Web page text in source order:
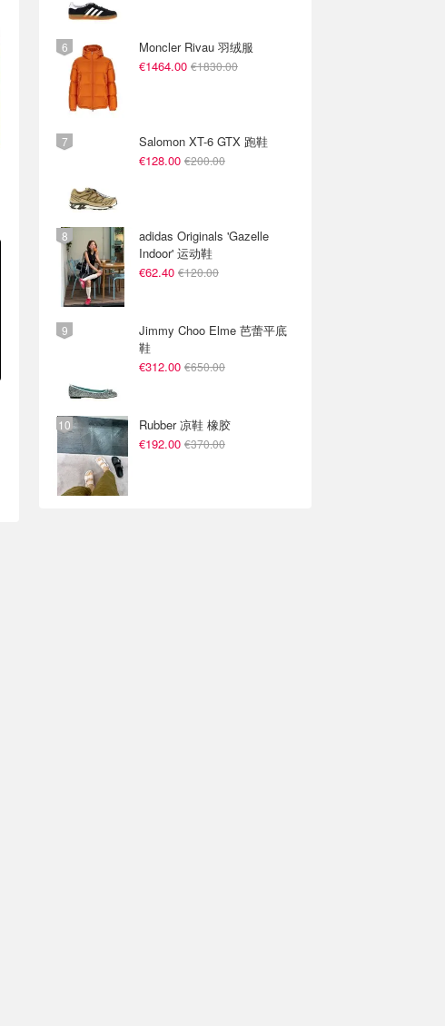
Moncler Rivau 羽绒服
€1464.00 €1830.00
Salomon XT-6 GTX 跑鞋
€128.00 €200.00
adidas Originals 'Gazelle
Indoor' 运动鞋
€62.40 €120.00
Jimmy Choo Elme 芭蕾平底
鞋
€312.00 €650.00
Rubber 凉鞋 橡胶
€192.00 €370.00